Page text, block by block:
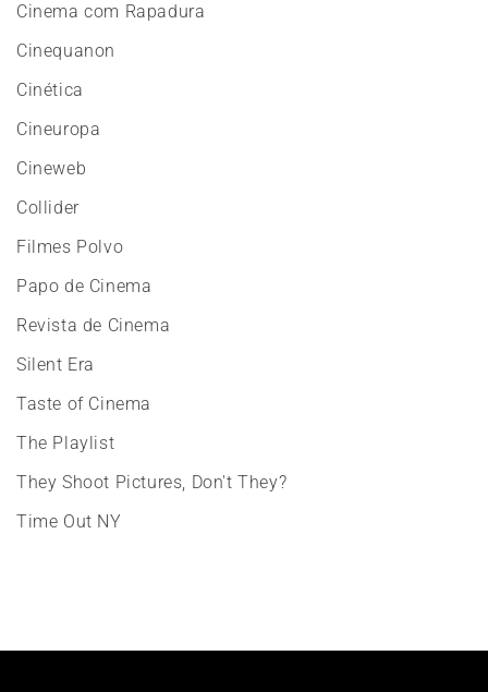
Cinema com Rapadura
Cinequanon
Cinética
Cineuropa
Cineweb
Collider
Filmes Polvo
Papo de Cinema
Revista de Cinema
Silent Era
Taste of Cinema
The Playlist
They Shoot Pictures, Don't They?
Time Out NY